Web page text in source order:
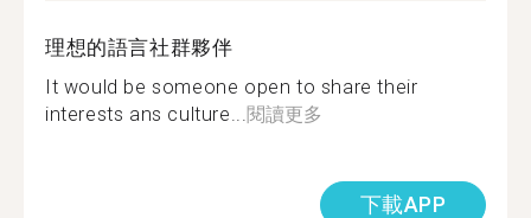
理想的語言社群夥伴
It would be someone open to share their
interests ans culture...閱讀更多
下載APP